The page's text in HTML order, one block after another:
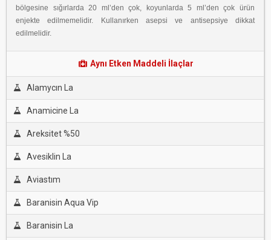
bölgesine sığırlarda 20 ml’den çok, koyunlarda 5 ml’den çok ürün
enjekte edilmemelidir. Kullanırken asepsi ve antisepsiye dikkat
edilmelidir.
Aynı Etken Maddeli İlaçlar
Alamycın La
Anamicine La
Areksitet %50
Avesiklin La
Aviastım
Baranisin Aqua Vip
Baranisin La